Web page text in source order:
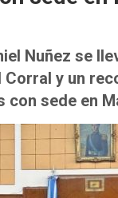
Nuñez se
y un
con sede en